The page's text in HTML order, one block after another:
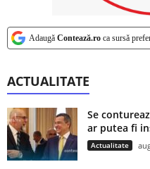
Adaugă Contează.ro ca sursă
ACTUALITATE
Se
ar putea fi
Actualitate